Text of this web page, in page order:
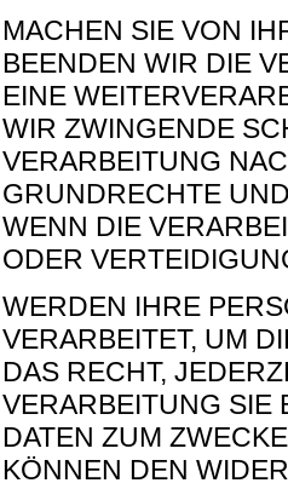
MACHEN SIE VON
BEENDEN WIR DIE
EINE
WIR ZWINGENDE
VERARBEITUNG
GRUNDRECHTE
WENN DIE
ODER
WERDEN IHRE
VERARBEITET, UM
DAS RECHT,
VERARBEITUNG SIE
DATEN ZUM
KÖNNEN DEN